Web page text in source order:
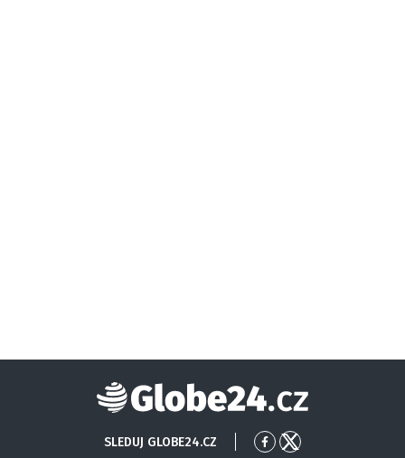
Globe24
SLEDUJ GLOBE24.CZ
PřejítPřejít